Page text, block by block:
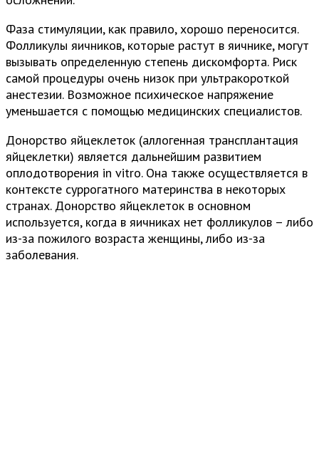
Фаза стимуляции, как правило, хорошо переносится.
Фолликулы яичников, которые растут в яичнике, могут
вызывать определенную степень дискомфорта. Риск
самой процедуры очень низок при ультракороткой
анестезии. Возможное психическое напряжение
уменьшается с помощью медицинских специалистов.
Донорство яйцеклеток (аллогенная трансплантация
яйцеклетки) является дальнейшим развитием
оплодотворения in vitro. Она также осуществляется в
контексте суррогатного материнства в некоторых
странах. Донорство яйцеклеток в основном
используется, когда в яичниках нет фолликулов – либо
из-за пожилого возраста женщины, либо из-за
заболевания.